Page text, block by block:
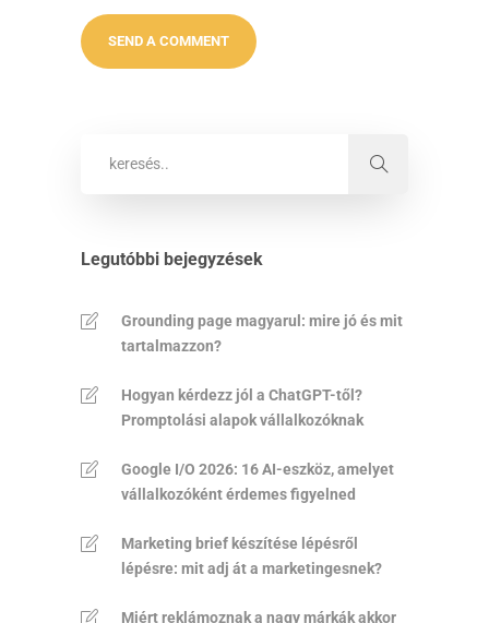
Legutóbbi bejegyzések
Grounding page magyarul: mire jó és mit
tartalmazzon?
Hogyan kérdezz jól a ChatGPT-től?
Promptolási alapok vállalkozóknak
Google I/O 2026: 16 AI-eszköz, amelyet
vállalkozóként érdemes figyelned
Marketing brief készítése lépésről
lépésre: mit adj át a marketingesnek?
Miért reklámoznak a nagy márkák akkor